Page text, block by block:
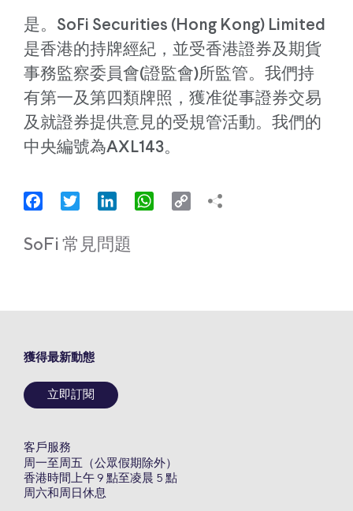
是。SoFi Securities (Hong Kong) Limited
是香港的持牌經紀，並受香港證券及期貨
事務監察委員會(證監會)所監管。我們持
有第一及第四類牌照，獲准從事證券交易
及就證券提供意見的受規管活動。我們的
中央編號為AXL143。
FacebookTwitter LinkedInWhatsApp
Copy
SoFi 常見問題
獲得最新動態
立即訂閱
客戶服務
周一至周五（公眾假期除外）
香港時間上午 9 點至凌晨 5 點
周六和周日休息